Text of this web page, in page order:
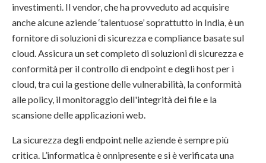
investimenti. Il vendor, che ha provveduto ad acquisire
anche alcune aziende ‘talentuose’ soprattutto in India, è un
fornitore di soluzioni di sicurezza e compliance basate sul
cloud. Assicura un set completo di soluzioni di sicurezza e
conformità per il controllo di endpoint e degli host per i
cloud, tra cui la gestione delle vulnerabilità, la conformità
alle policy, il monitoraggio dell'integrità dei file e la
scansione delle applicazioni web.
La sicurezza degli endpoint nelle aziende è sempre più
critica. L’informatica è onnipresente e si è verificata una